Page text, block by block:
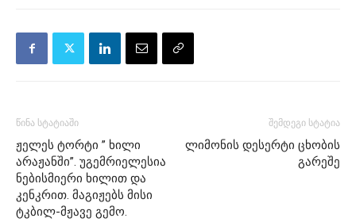
წინა სტატიაში
ჟელეს ტორტი ” ხილი
არაჟანში”. უგემრიელესია
ნებისმიერი ხილით და
კენკრით. მაგიჟებს მისი
ტკბილ-მჟავე გემო.
შემდეგი სტატია
ლიმონის დესერტი ცხობის
გარეშე